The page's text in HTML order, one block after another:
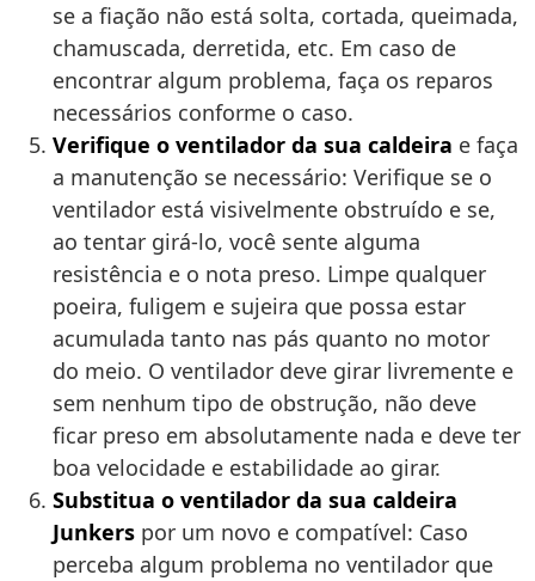
se a fiação não está solta, cortada, queimada,
chamuscada, derretida, etc. Em caso de
encontrar algum problema, faça os reparos
necessários conforme o caso.
Verifique o ventilador da sua caldeira e faça
a manutenção se necessário: Verifique se o
ventilador está visivelmente obstruído e se,
ao tentar girá-lo, você sente alguma
resistência e o nota preso. Limpe qualquer
poeira, fuligem e sujeira que possa estar
acumulada tanto nas pás quanto no motor
do meio. O ventilador deve girar livremente e
sem nenhum tipo de obstrução, não deve
ficar preso em absolutamente nada e deve ter
boa velocidade e estabilidade ao girar.
Substitua o ventilador da sua caldeira
Junkers por um novo e compatível: Caso
perceba algum problema no ventilador que